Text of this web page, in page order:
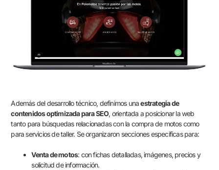
Además del desarrollo técnico, definimos unaestrategia de
contenidos optimizada para SEO, orientada a posicionar la web
tanto para búsquedas relacionadas con la compra de motos como
para servicios de taller. Se organizaron secciones específicas para:
Venta de motos: con fichas detalladas, imágenes, precios y
solicitud de información.